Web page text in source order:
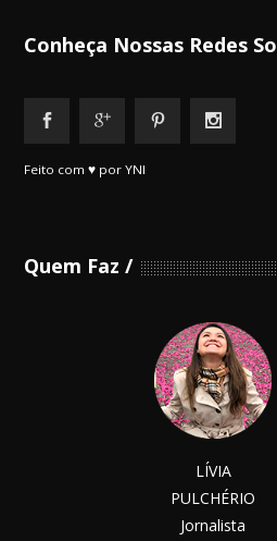
Conheça Nossas Redes
Feito com ♥ por YNI
Quem Faz
LÍVIA
PULCHÉRIO
Jornalista